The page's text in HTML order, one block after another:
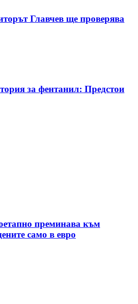
Главчев ще проверява
за фентанил: Предстои
преминава към
само в евро